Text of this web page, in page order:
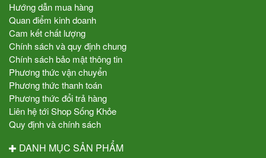
Hướng dẫn mua hàng
Quan điểm kinh doanh
Cam kết chất lượng
Chính sách và quy định chung
Chính sách bảo mật thông tin
Phương thức vận chuyển
Phương thức thanh toán
Phương thức đổi trả hàng
Liên hệ tới Shop Sống Khỏe
Quy định và chính sách
DANH MỤC SẢN PHẨM